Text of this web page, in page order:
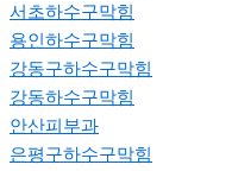
서초하수구막힘
용인하수구막힘
강동구하수구막힘
강동하수구막힘
안산피부과
은평구하수구막힘